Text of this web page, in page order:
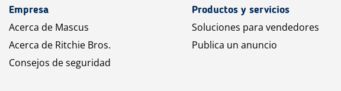
Empresa
Acerca de Mascus
Acerca de Ritchie Bros.
Consejos de seguridad
Productos y servicios
Soluciones para vendedores
Publica un anuncio